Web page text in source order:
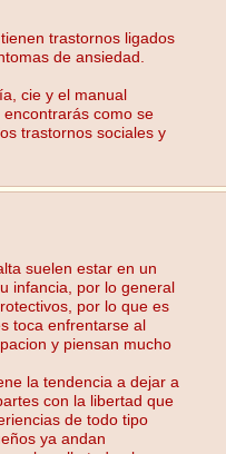
trastornos ligados
de ansiedad.
cie y el manual
como se
trastornos sociales y
suelen estar en un
infancia, por lo general
por lo que es
toca enfrentarse al
y piensan mucho
la tendencia a dejar a
con la libertad que
de todo tipo
ya andan